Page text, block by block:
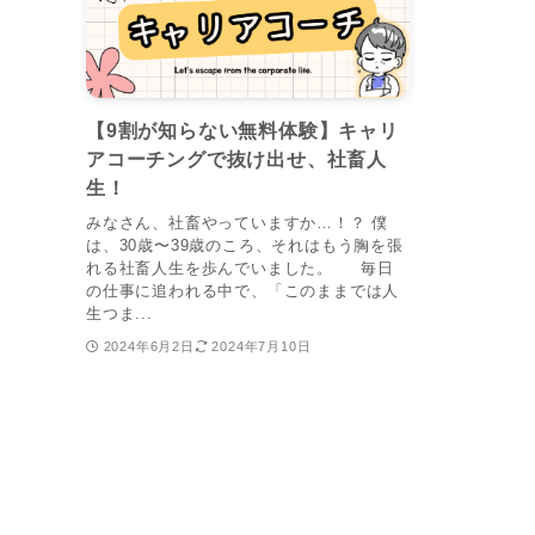
【9割が知らない無料体験】キャリ
アコーチングで抜け出せ、社畜人
生！
みなさん、社畜やっていますか…！？ 僕
は、30歳〜39歳のころ、それはもう胸を張
れる社畜人生を歩んでいました。 毎日
の仕事に追われる中で、「このままでは人
生つま...
2024年6月2日 2024年7月10日